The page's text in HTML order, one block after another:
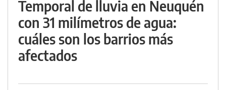
Temporal de lluvia en Neuquén
con 31 milímetros de agua:
cuáles son los barrios más
afectados